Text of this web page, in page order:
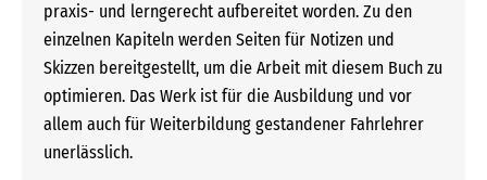
praxis- und lerngerecht aufbereitet worden. Zu den
einzelnen Kapiteln werden Seiten für Notizen und
Skizzen bereitgestellt, um die Arbeit mit diesem Buch zu
optimieren. Das Werk ist für die Ausbildung und vor
allem auch für Weiterbildung gestandener Fahrlehrer
unerlässlich.